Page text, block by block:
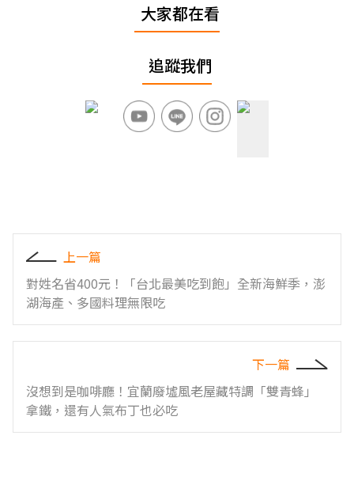
大家都在看
追蹤我們
上一篇
對姓名省400元！「台北最美吃到飽」全新海鮮季，澎
湖海產、多國料理無限吃
下一篇
沒想到是咖啡廳！宜蘭廢墟風老屋藏特調「雙青蜂」
拿鐵，還有人氣布丁也必吃